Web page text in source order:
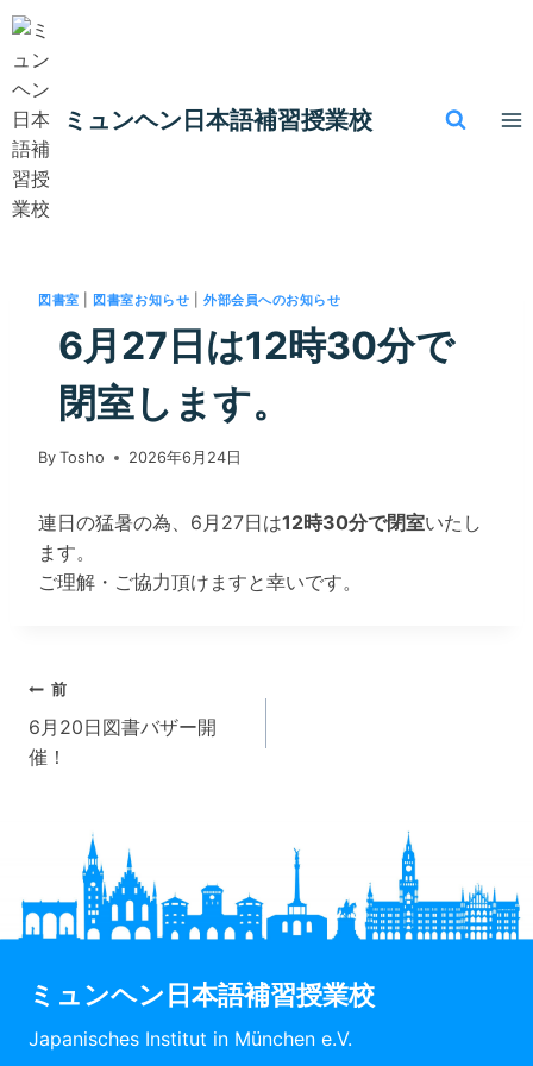
内
を
キ
ッ
プ
ミュンヘン​日本語補習授業校
図書室 図書室お知らせ 外部会員へのお知らせ
6月27日は12時30分で
閉室します。
By Tosho 2026年6月24日
連日の猛暑の為、6月27日は12時30分で閉室いたし
ます。
ご理解・ご協力頂けますと幸いです。
投
稿
ゲ
ー
シ
ョ
前
6月20日図書バザー開
催！
ミュンヘン日本語補習授業校
Japanisches Institut in München e.V.